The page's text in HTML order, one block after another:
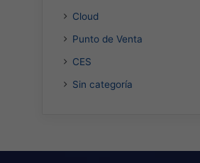
Cloud
Punto de Venta
CES
Sin categoría